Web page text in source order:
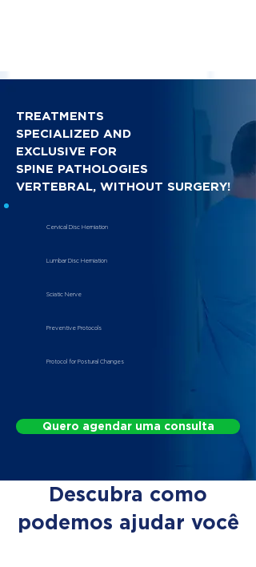
TREATMENTS
SPECIALIZED AND
EXCLUSIVE FOR
SPINE PATHOLOGIES
VERTEBRAL, WITHOUT SURGERY!
Cervical Disc Herniation
Lumbar Disc Herniation
Sciatic Nerve
Preventive Protocols
Protocol for Postural Changes
Quero agendar uma consulta
Descubra como
podemos ajudar você